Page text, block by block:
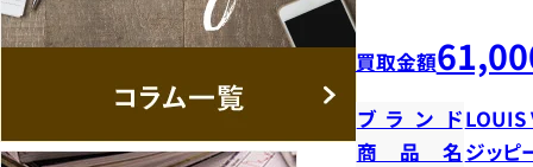
買取金額
ブランドLOUIS
商品名 ジッピ